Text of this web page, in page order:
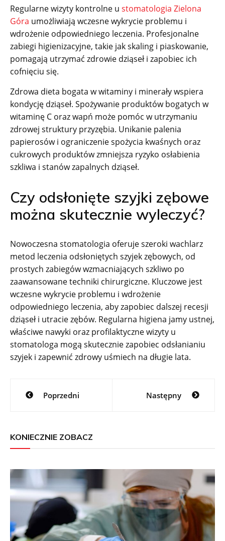
Regularne wizyty kontrolne u stomatologia Zielona
Góra umożliwiają wczesne wykrycie problemu i
wdrożenie odpowiedniego leczenia. Profesjonalne
zabiegi higienizacyjne, takie jak skaling i piaskowanie,
pomagają utrzymać zdrowie dziąseł i zapobiec ich
cofnięciu się.
Zdrowa dieta bogata w witaminy i minerały wspiera
kondycję dziąseł. Spożywanie produktów bogatych w
witaminę C oraz wapń może pomóc w utrzymaniu
zdrowej struktury przyzębia. Unikanie palenia
papierosów i ograniczenie spożycia kwaśnych oraz
cukrowych produktów zmniejsza ryzyko osłabienia
szkliwa i stanów zapalnych dziąseł.
Czy odsłonięte szyjki zębowe
można skutecznie wyleczyć?
Nowoczesna stomatologia oferuje szeroki wachlarz
metod leczenia odsłoniętych szyjek zębowych, od
prostych zabiegów wzmacniających szkliwo po
zaawansowane techniki chirurgiczne. Kluczowe jest
wczesne wykrycie problemu i wdrożenie
odpowiedniego leczenia, aby zapobiec dalszej recesji
dziąseł i utracie zębów. Regularna higiena jamy ustnej,
właściwe nawyki oraz profilaktyczne wizyty u
stomatologa mogą skutecznie zapobiec odsłanianiu
szyjek i zapewnić zdrowy uśmiech na długie lata.
Nawigacja
wpisuPoprzedni Następny
KONIECZNIE ZOBACZ